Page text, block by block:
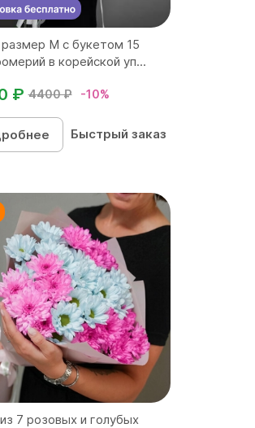
M с букетом 15
в корейской уп...
4400 ₽ -10%
₽
Быстрый заказ
7 розовых и голубых